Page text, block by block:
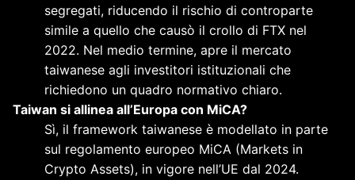
segregati, riducendo il rischio di controparte
simile a quello che causò il crollo di FTX nel
2022. Nel medio termine, apre il mercato
taiwanese agli investitori istituzionali che
richiedono un quadro normativo chiaro.
Taiwan si allinea all’Europa con MiCA?
Sì, il framework taiwanese è modellato in parte
sul regolamento europeo MiCA (Markets in
Crypto Assets), in vigore nell’UE dal 2024.